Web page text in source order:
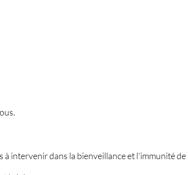
intervenir dans la bienveillance et l'immunité de